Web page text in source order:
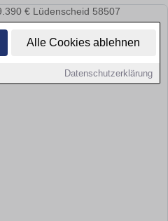
Alle Cookies ablehnen
Datenschutzerklärung